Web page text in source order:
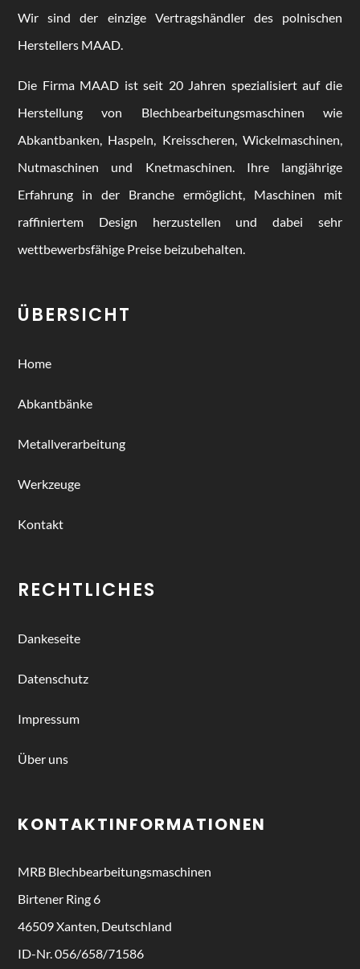
Wir sind der einzige Vertragshändler des polnischen
Herstellers MAAD.
Die Firma MAAD ist seit 20 Jahren spezialisiert auf die
Herstellung von Blechbearbeitungsmaschinen wie
Abkantbanken, Haspeln, Kreisscheren, Wickelmaschinen,
Nutmaschinen und Knetmaschinen. Ihre langjährige
Erfahrung in der Branche ermöglicht, Maschinen mit
raffiniertem Design herzustellen und dabei sehr
wettbewerbsfähige Preise beizubehalten.
ÜBERSICHT
Home
Abkantbänke
Metallverarbeitung
Werkzeuge
Kontakt
RECHTLICHES
Dankeseite
Datenschutz
Impressum
Über uns
KONTAKTINFORMATIONEN
MRB Blechbearbeitungsmaschinen
Birtener Ring 6
46509 Xanten, Deutschland
ID-Nr. 056/658/71586